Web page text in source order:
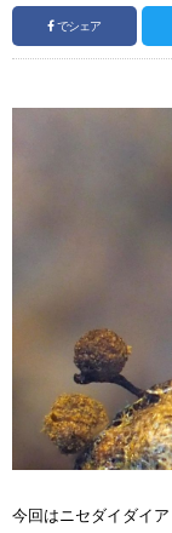
でシェア
今回はニセダイダイア